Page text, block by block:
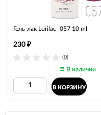
Гель-лак Lorilac -057 10 ml
(0)
230 ₽
В наличии
В КОРЗИНУ